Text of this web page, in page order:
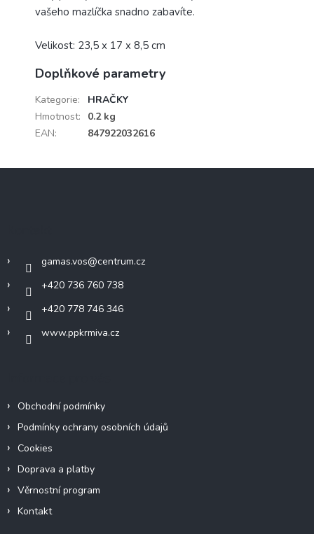
vašeho mazlíčka snadno zabavíte.
Velikost: 23,5 x 17 x 8,5 cm
Doplňkové parametry
Kategorie:
HRAČKY
Hmotnost:
0.2 kg
EAN: 847922032616
gamas.vos@centrum.cz
+420 736 760 738
+420 778 746 346
www.ppkrmiva.cz
Obchodní podmínky
Podmínky ochrany osobních údajů
Cookies
Doprava a platby
Věrnostní program
Kontakt